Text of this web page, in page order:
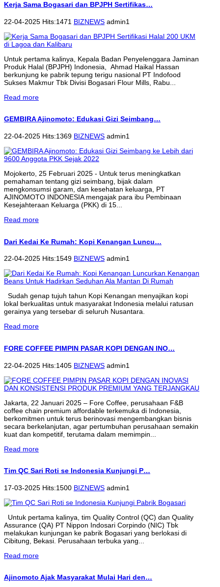
Kerja Sama Bogasari dan BPJPH Sertifikas…
22-04-2025 Hits:1471 BIZNEWS admin1
Untuk pertama kalinya, Kepala Badan Penyelenggara Jaminan
Produk Halal (BPJPH) Indonesia, Ahmad Haikal Hassan
berkunjung ke pabrik tepung terigu nasional PT Indofood
Sukses Makmur Tbk Divisi Bogasari Flour Mills, Rabu...
Read more
GEMBIRA Ajinomoto: Edukasi Gizi Seimbang…
22-04-2025 Hits:1369 BIZNEWS admin1
Mojokerto, 25 Februari 2025 - Untuk terus meningkatkan
pemahaman tentang gizi seimbang, bijak dalam
mengkonsumsi garam, dan kesehatan keluarga, PT
AJINOMOTO INDONESIA mengajak para ibu Pembinaan
Kesejahteraan Keluarga (PKK) di 15...
Read more
Dari Kedai Ke Rumah: Kopi Kenangan Luncu…
22-04-2025 Hits:1549 BIZNEWS admin1
Sudah genap tujuh tahun Kopi Kenangan menyajikan kopi
lokal berkualitas untuk masyarakat Indonesia melalui ratusan
gerainya yang tersebar di seluruh Nusantara.
Read more
FORE COFFEE PIMPIN PASAR KOPI DENGAN INO…
22-04-2025 Hits:1405 BIZNEWS admin1
Jakarta, 22 Januari 2025 – Fore Coffee, perusahaan F&B
coffee chain premium affordable terkemuka di Indonesia,
berkomitmen untuk terus berinovasi mengembangkan bisnis
secara berkelanjutan, agar pertumbuhan perusahaan semakin
kuat dan kompetitif, terutama dalam memimpin...
Read more
Tim QC Sari Roti se Indonesia Kunjungi P…
17-03-2025 Hits:1500 BIZNEWS admin1
Untuk pertama kalinya, tim Quality Control (QC) dan Quality
Assurance (QA) PT Nippon Indosari Corpindo (NIC) Tbk
melakukan kunjungan ke pabrik Bogasari yang berlokasi di
Cibitung, Bekasi. Perusahaan terbuka yang...
Read more
Ajinomoto Ajak Masyarakat Mulai Hari den…